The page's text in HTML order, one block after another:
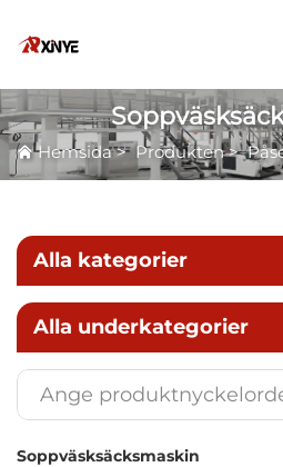
Hemsida>Produkten>
Alla kategorier
Alla underkategorier
Soppväsksäcksmaskin